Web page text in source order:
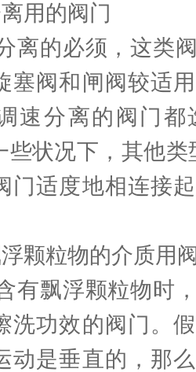
用的阀门
的必须，这类
塞阀和闸阀较适
速分离的阀门
些状况下，其他
门适度地相连接
颗粒物的介质用
飘浮颗粒物时
洗功效的阀门。
动是垂直的，那